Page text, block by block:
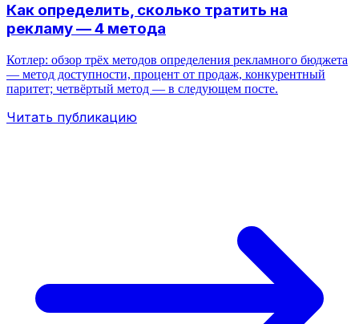
Как определить, сколько тратить на
рекламу — 4 метода
Котлер: обзор трёх методов определения рекламного бюджета
— метод доступности, процент от продаж, конкурентный
паритет; четвёртый метод — в следующем посте.
Читать публикацию